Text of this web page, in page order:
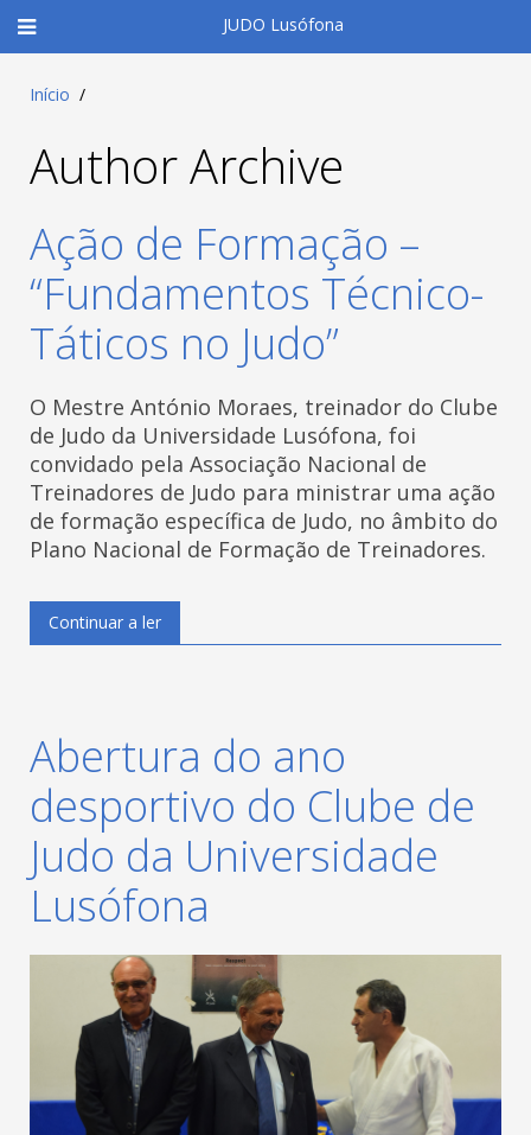
JUDO Lusófona
Início
Author Archive
Ação de Formação –
“Fundamentos Técnico-
Táticos no Judo”
O Mestre António Moraes, treinador do Clube
de Judo da Universidade Lusófona, foi
convidado pela Associação Nacional de
Treinadores de Judo para ministrar uma ação
de formação específica de Judo, no âmbito do
Plano Nacional de Formação de Treinadores.
Continuar a ler
Abertura do ano
desportivo do Clube de
Judo da Universidade
Lusófona